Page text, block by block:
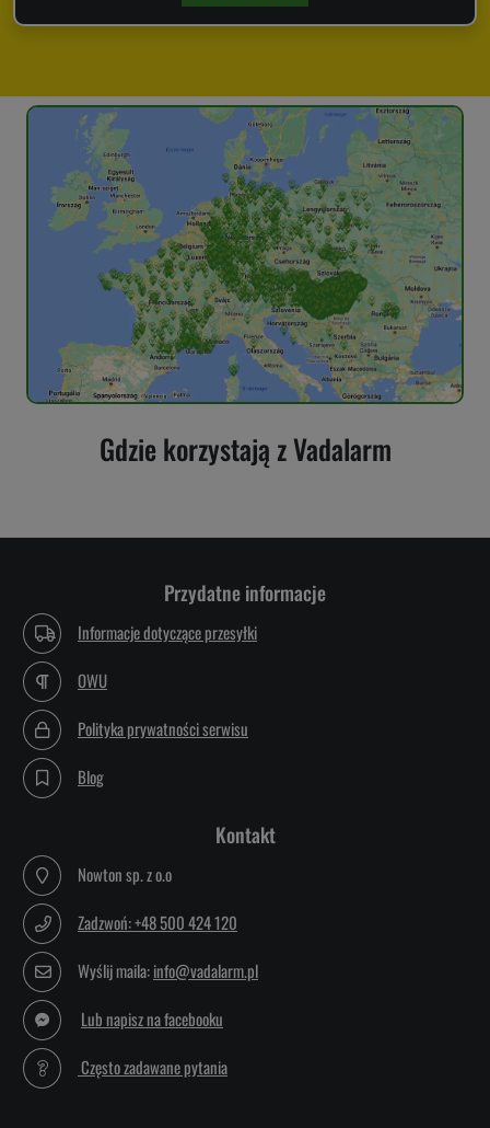
Gdzie korzystają z Vadalarm
Przydatne informacje
Informacje dotyczące przesyłki
OWU
Polityka prywatności serwisu
Blog
Kontakt
Nowton sp. z o.o
Zadzwoń: +48 500 424 120
Wyślij maila:info@vadalarm.pl
Lub napisz na facebooku
Często zadawane pytania